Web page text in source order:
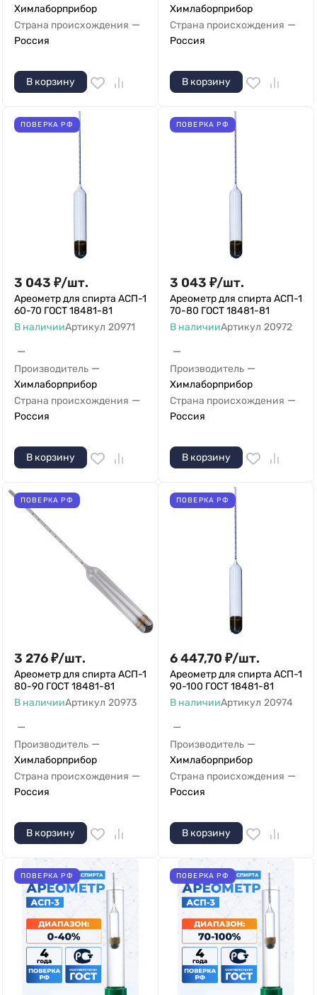
Химлаборприбор
Страна происхождения —
Россия
В корзину
Химлаборприбор
Страна происхождения —
Россия
В корзину
ПОВЕРКА РФ
3 043 ₽/шт.
Ареометр для спирта АСП-1
60-70 ГОСТ 18481-81
В наличииАртикул 20971
—
Производитель —
Химлаборприбор
Страна происхождения —
Россия
В корзину
ПОВЕРКА РФ
3 043 ₽/шт.
Ареометр для спирта АСП-1
70-80 ГОСТ 18481-81
В наличииАртикул 20972
—
Производитель —
Химлаборприбор
Страна происхождения —
Россия
В корзину
ПОВЕРКА РФ
3 276₽/шт.
Ареометр для спирта АСП-1
80-90 ГОСТ 18481-81
В наличииАртикул 20973
—
Производитель —
Химлаборприбор
Страна происхождения —
Россия
В корзину
ПОВЕРКА РФ
6 447,70 ₽/шт.
Ареометр для спирта АСП-1
90-100 ГОСТ 18481-81
В наличииАртикул 20974
—
Производитель —
Химлаборприбор
Страна происхождения —
Россия
В корзину
ПОВЕРКА РФ ПОВЕРКА РФ